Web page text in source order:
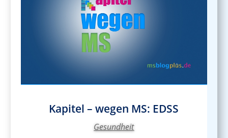
Kapitel – wegen MS: EDSS
Gesundheit